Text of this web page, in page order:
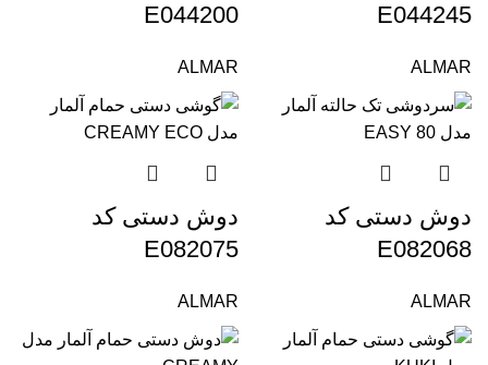
E044245
ALMAR
E044200
ALMAR
دوش دستی کد
E082068
ALMAR
دوش دستی کد
E082075
ALMAR